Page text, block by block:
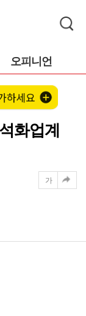
오피니언
화업계
가